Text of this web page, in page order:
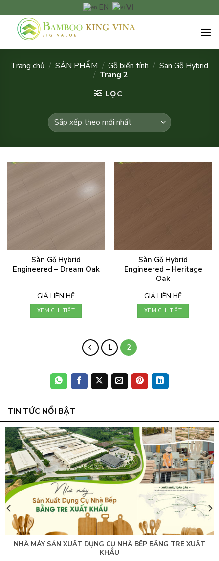
đến
EN VI
Trang chủ / SẢN PHẨM / Gỗ biến tính / San Gỗ Hybrid
/ Trang 2
LỌC
Sàn Gỗ Hybrid
Engineered – Dream Oak
GIÁ LIÊN HỆ
XEM CHI TIẾT
Sàn Gỗ Hybrid
Engineered – Heritage
Oak
GIÁ LIÊN HỆ
XEM CHI TIẾT
1 2
TIN TỨC NỔI BẬT
NHÀ MÁY SẢN XUẤT DỤNG CỤ NHÀ BẾP BẰNG TRE XUẤT
KHẨU